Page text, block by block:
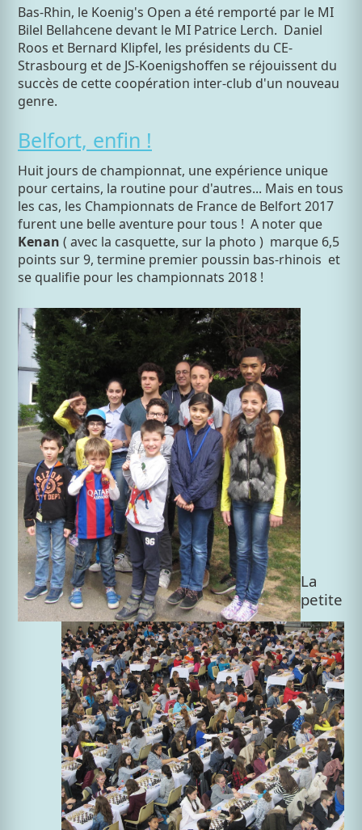
Bas-Rhin, le Koenig's Open a été remporté par le MI
Bilel Bellahcene devant le MI Patrice Lerch. Daniel
Roos et Bernard Klipfel, les présidents du CE-
Strasbourg et de JS-Koenigshoffen se réjouissent du
succès de cette coopération inter-club d'un nouveau
genre.
Belfort, enfin !
Huit jours de championnat, une expérience unique
pour certains, la routine pour d'autres... Mais en tous
les cas, les Championnats de France de Belfort 2017
furent une belle aventure pour tous ! A noter que
Kenan ( avec la casquette, sur la photo ) marque 6,5
points sur 9, termine premier poussin bas-rhinois et
se qualifie pour les championnats 2018 !
La
petite